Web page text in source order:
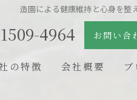
造園による健康維持と心身を整
4964 お問い合
の特徴 会社概要